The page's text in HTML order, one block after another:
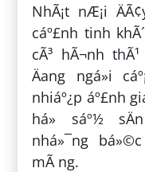
NhÃ¡t nÆ¡i
cáº£nh tinh
cÃ³ hÃ¬nh
Äang ngá»i
nhiáº¿p áº£nh
há» sáº½
nhá»¯ng bá»©c
mÃ ng.